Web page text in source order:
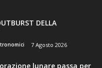
DELLA
7 Agosto 2026
lunare passa per